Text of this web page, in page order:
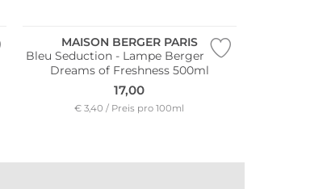
MAISON BERGER PARIS
Bleu Seduction - Lampe Berger Duft
Dreams of Freshness 500ml
17,00
€ 3,40 / Preis pro 100ml